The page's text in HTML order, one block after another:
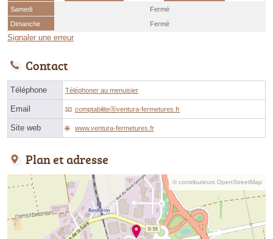
Samedi
Fermé
Dimanche
Fermé
Signaler une erreur
Contact
Téléphone Téléphoner au menuisier
Email comptabiliteⓐventura-fermetures.fr
Site web www.ventura-fermetures.fr
Plan et adresse
© contributeurs OpenStreetMap